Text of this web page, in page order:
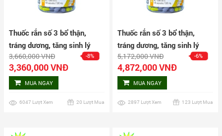
Thuốc rắn số 3 bổ thận,
tráng dương, tăng sinh lý
nam Cir Bian Wan hộp 160
viên
3,660,000 VNĐ -8%
3,360,000 VNĐ
MUA NGAY
6047 Lượt Xem 20 Lượt Mua
Thuốc rắn số 3 bổ thận,
tráng dương, tăng sinh lý
nam Cir Bian Wan hộp 240
viên
5,172,000 VNĐ -6%
4,872,000 VNĐ
MUA NGAY
2897 Lượt Xem 123 Lượt Mua